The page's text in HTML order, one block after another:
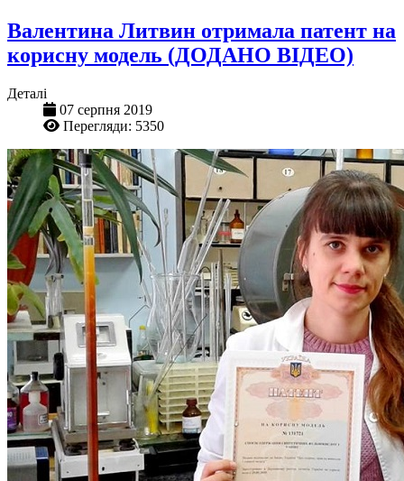
Валентина Литвин отримала патент на
корисну модель (ДОДАНО ВІДЕО)
Деталі
07 серпня 2019
Перегляди: 5350